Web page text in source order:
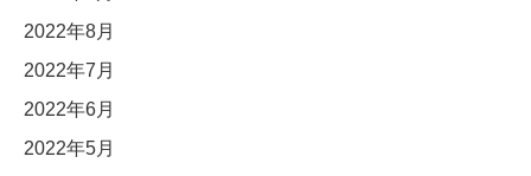
2022年8月
2022年7月
2022年6月
2022年5月